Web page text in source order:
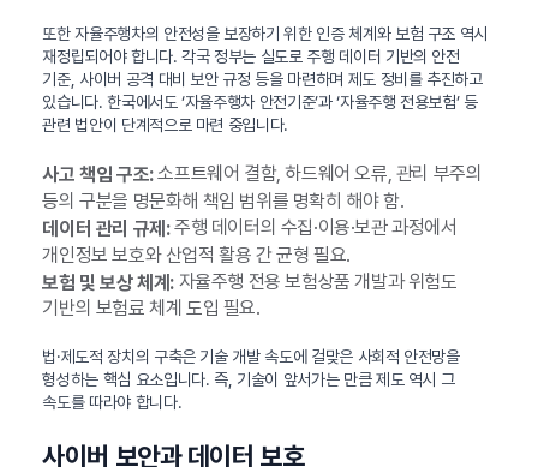
또한 자율주행차의 안전성을 보장하기 위한 인증 체계와 보험 구조 역시
재정립되어야 합니다. 각국 정부는 실도로 주행 데이터 기반의 안전
기준, 사이버 공격 대비 보안 규정 등을 마련하며 제도 정비를 추진하고
있습니다. 한국에서도 ‘자율주행차 안전기준’과 ‘자율주행 전용보험’ 등
관련 법안이 단계적으로 마련 중입니다.
사고 책임 구조:소프트웨어 결함, 하드웨어 오류, 관리 부주의
등의 구분을 명문화해 책임 범위를 명확히 해야 함.
데이터 관리 규제:주행 데이터의 수집·이용·보관 과정에서
개인정보 보호와 산업적 활용 간 균형 필요.
보험 및 보상 체계:자율주행 전용 보험상품 개발과 위험도
기반의 보험료 체계 도입 필요.
법·제도적 장치의 구축은 기술 개발 속도에 걸맞은 사회적 안전망을
형성하는 핵심 요소입니다. 즉, 기술이 앞서가는 만큼 제도 역시 그
속도를 따라야 합니다.
사이버 보안과 데이터 보호